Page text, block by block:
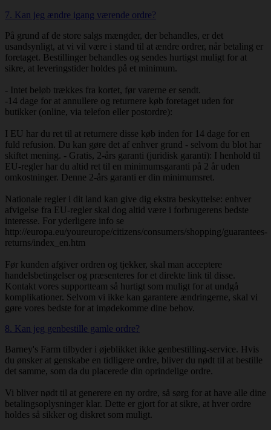
7. Kan jeg ændre igang værende ordre?
På grund af de store salgs mængder, der behandles, er det
usandsynligt, at vi vil være i stand til at ændre ordrer, når betaling er
foretaget. Bestillinger behandles og sendes hurtigst muligt for at
sikre, at leveringstider holdes på et minimum.
- Intet beløb trækkes fra kortet, før varerne er sendt.
-14 dage for at annullere og returnere køb foretaget uden for
butikker (online, via telefon eller postordre):
I EU har du ret til at returnere disse køb inden for 14 dage for en
fuld refusion. Du kan gøre det af enhver grund - selvom du blot har
skiftet mening. - Gratis, 2-års garanti (juridisk garanti): I henhold til
EU-regler har du altid ret til en minimumsgaranti på 2 år uden
omkostninger. Denne 2-års garanti er din minimumsret.
Nationale regler i dit land kan give dig ekstra beskyttelse: enhver
afvigelse fra EU-regler skal dog altid være i forbrugerens bedste
interesse. For yderligere info se
http://europa.eu/youreurope/citizens/consumers/shopping/guarantees-
returns/index_en.htm
Før kunden afgiver ordren og tjekker, skal man acceptere
handelsbetingelser og præsenteres for et direkte link til disse.
Kontakt vores supportteam så hurtigt som muligt for at undgå
komplikationer. Selvom vi ikke kan garantere ændringerne, skal vi
gøre vores bedste for at imødekomme dine behov.
8. Kan jeg genbestille gamle ordre?
Barney's Farm tilbyder i øjeblikket ikke genbestilling-service. Hvis
du ønsker at genskabe en tidligere ordre, bliver du nødt til at bestille
det samme, som da du placerede din oprindelige ordre.
Vi bliver nødt til at generere en ny ordre, så sørg for at have alle dine
betalingsoplysninger klar. Dette er gjort for at sikre, at hver ordre
holdes så sikker og diskret som muligt.